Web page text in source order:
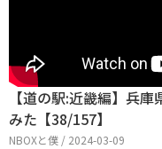
【道の駅:近畿編】兵
みた【38/157】
NBOXと僕 / 2024-03-09